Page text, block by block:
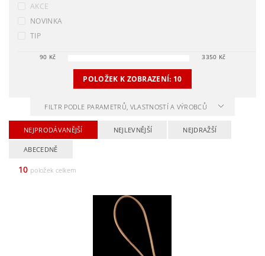
AKCE
NOVINKA
TIP
90 Kč 3350 Kč
POLOŽEK K ZOBRAZENÍ: 10
FILTR PODLE PARAMETRŮ, VLASTNOSTÍ A VÝROBCŮ
NEJPRODÁVANĚJŠÍ NEJLEVNĚJŠÍ NEJDRAŽŠÍ
ABECEDNĚ
10 položek celkem